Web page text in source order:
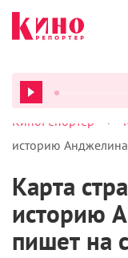
ВСЕ ПОДКАСТЫ
КиноРепортер >
историю
Карта
историю
пишет на